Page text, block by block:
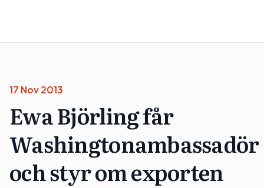
17 Nov 2013
Ewa Björling får
Washingtonambassadör
och styr om exporten